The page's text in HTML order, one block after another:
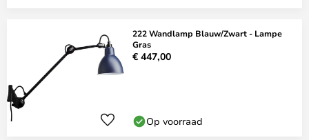
222 Wandlamp Blauw/Zwart - Lampe
Gras
€ 447,00
Op voorraad